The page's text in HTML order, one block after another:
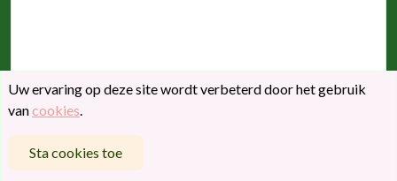
© 2026 | Alle bedragen zijn inclusief btw
Uw ervaring op deze site wordt verbeterd door het gebruik
vancookies.
Sta cookies toe